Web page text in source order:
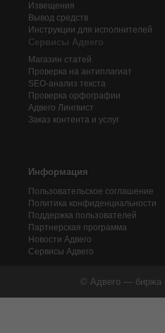
Извещения
Вывод средств
Инструкции для исполнителей
Сервисы Адвего
Магазин статей
Проверка на антиплагиат
SEO-анализ текста
Проверка орфографии
Адвего Лингвист
Заказ контента и услуг
Информация
Пользовательское соглашение
Политика конфиденциальности
Поддержка пользователей
Партнерская программа
Новости Адвего
Сервисы Адвего
© Адвего — биржа